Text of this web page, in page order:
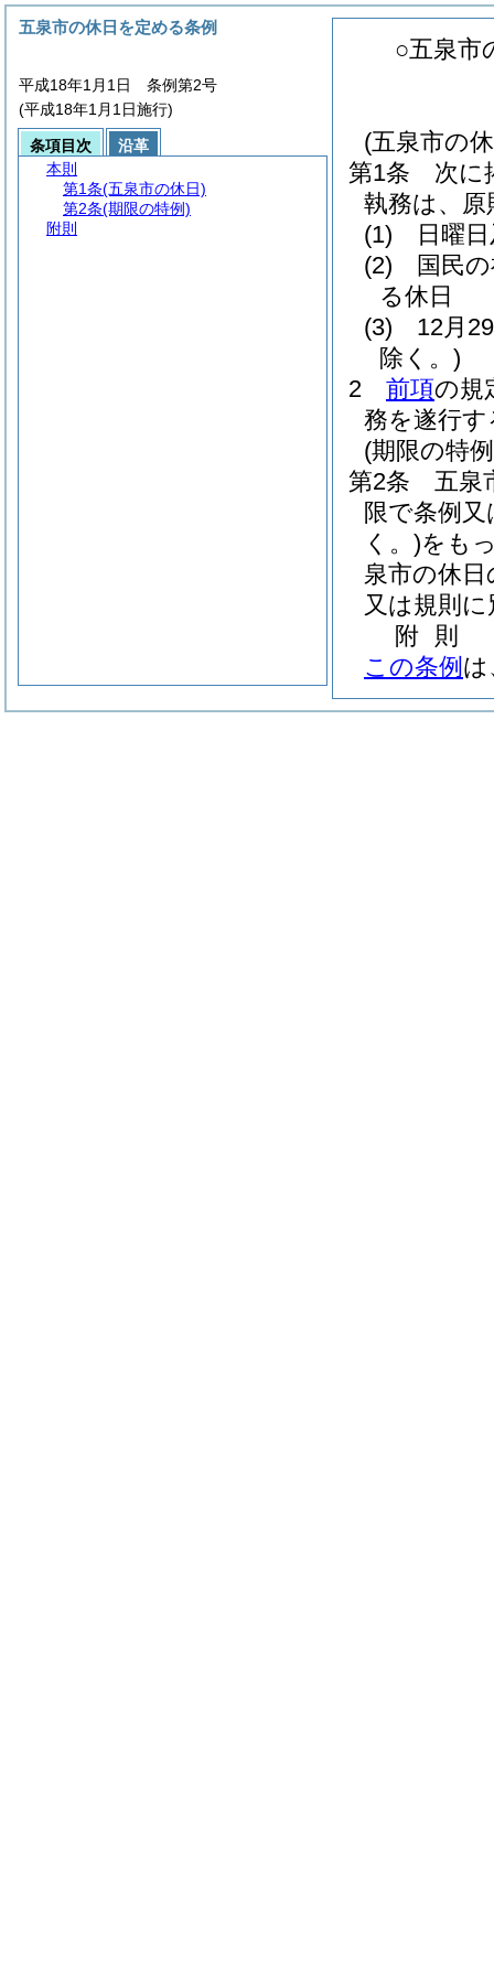
○五泉市
(五泉市の
第1条
次に
執務は、
(1)
日曜
(2)
国民
る休日
(3)
12月
除く。)
2
前項の規
務を遂行
(期限の特
第2条
五泉
限で条例
く。)をも
泉市の休
又は規則
附 則
この条例 は
五泉市の休日を定める条例
平成18年1月1日 条例第2号
(平成18年1月1日施行)
条項目次
沿革
本則
第1条(五泉市の休日)
第2条(期限の特例)
附則